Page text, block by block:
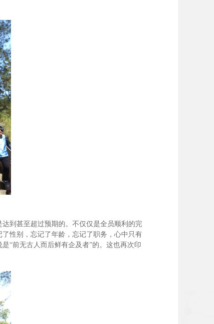
到甚至超过预期的。不仅仅是全员顺利的完
性别，忘记了年龄，忘记了职务，心中只有
“前无古人而后鲜有企及者”的。这也再次印